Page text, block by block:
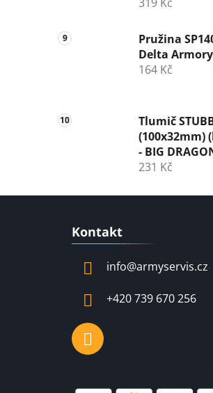
Pružina
Delta Armory
164 Kč
Tlumič
(100x32mm)
- BIG
231 Kč
Kontakt
info@armyservis.cz
+420 739 670 256